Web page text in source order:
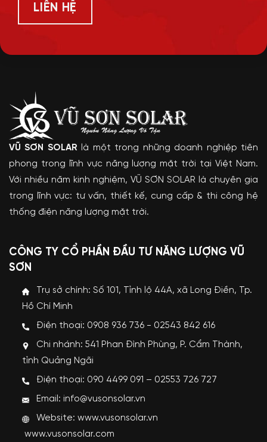
LIÊN HỆ
VŨ SƠN SOLAR là một trong những doanh nghiệp tiên
phong trong lĩnh vực năng lượng mặt trời tại Việt Nam.
Với nhiều năm kinh nghiệm, VŨ SƠN SOLAR là chuyên gia
trong lĩnh vực: tư vấn, thiết kế, cung cấp & thi công hệ
thống điện năng lượng mặt trời.
CÔNG TY CỔ PHẦN ĐẦU TƯ NĂNG LƯỢNG VŨ
SƠN
Trụ sở chính: Số 101, Tỉnh lộ 44A, xã Long Điền, Tp.
Hồ Chí Minh
Điện thoại: 0908 936 736 - 02543 842 616
Chi nhánh: 541 Phan Đình Phùng, P. Cẩm Thành,
tỉnh Quảng Ngãi
Điện thoại: 090 4499 091 – 02553 726 727
Email: info@vusonsolar.vn
Website:www.vusonsolar.vn
www.vusonsolar.com